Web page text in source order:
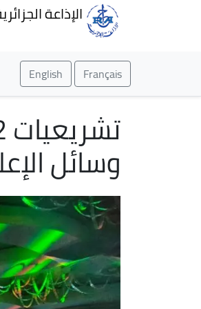
الإذاعة
Français
English
وسائل